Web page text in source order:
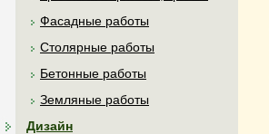
Фасадные работы
Столярные работы
Бетонные работы
Земляные работы
Дизайн